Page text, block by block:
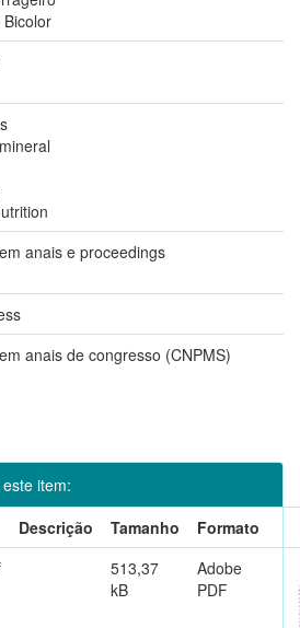
anais e proceedings
anais de congresso (CNPMS)
item:
Descrição Tamanho
Formato
513,37
kB
Adobe
PDF